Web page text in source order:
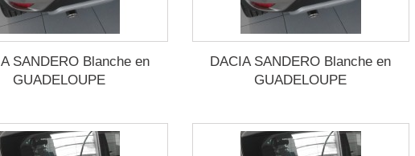
SANDERO Blanche en
GUADELOUPE
DACIA SANDERO Blanche en
GUADELOUPE